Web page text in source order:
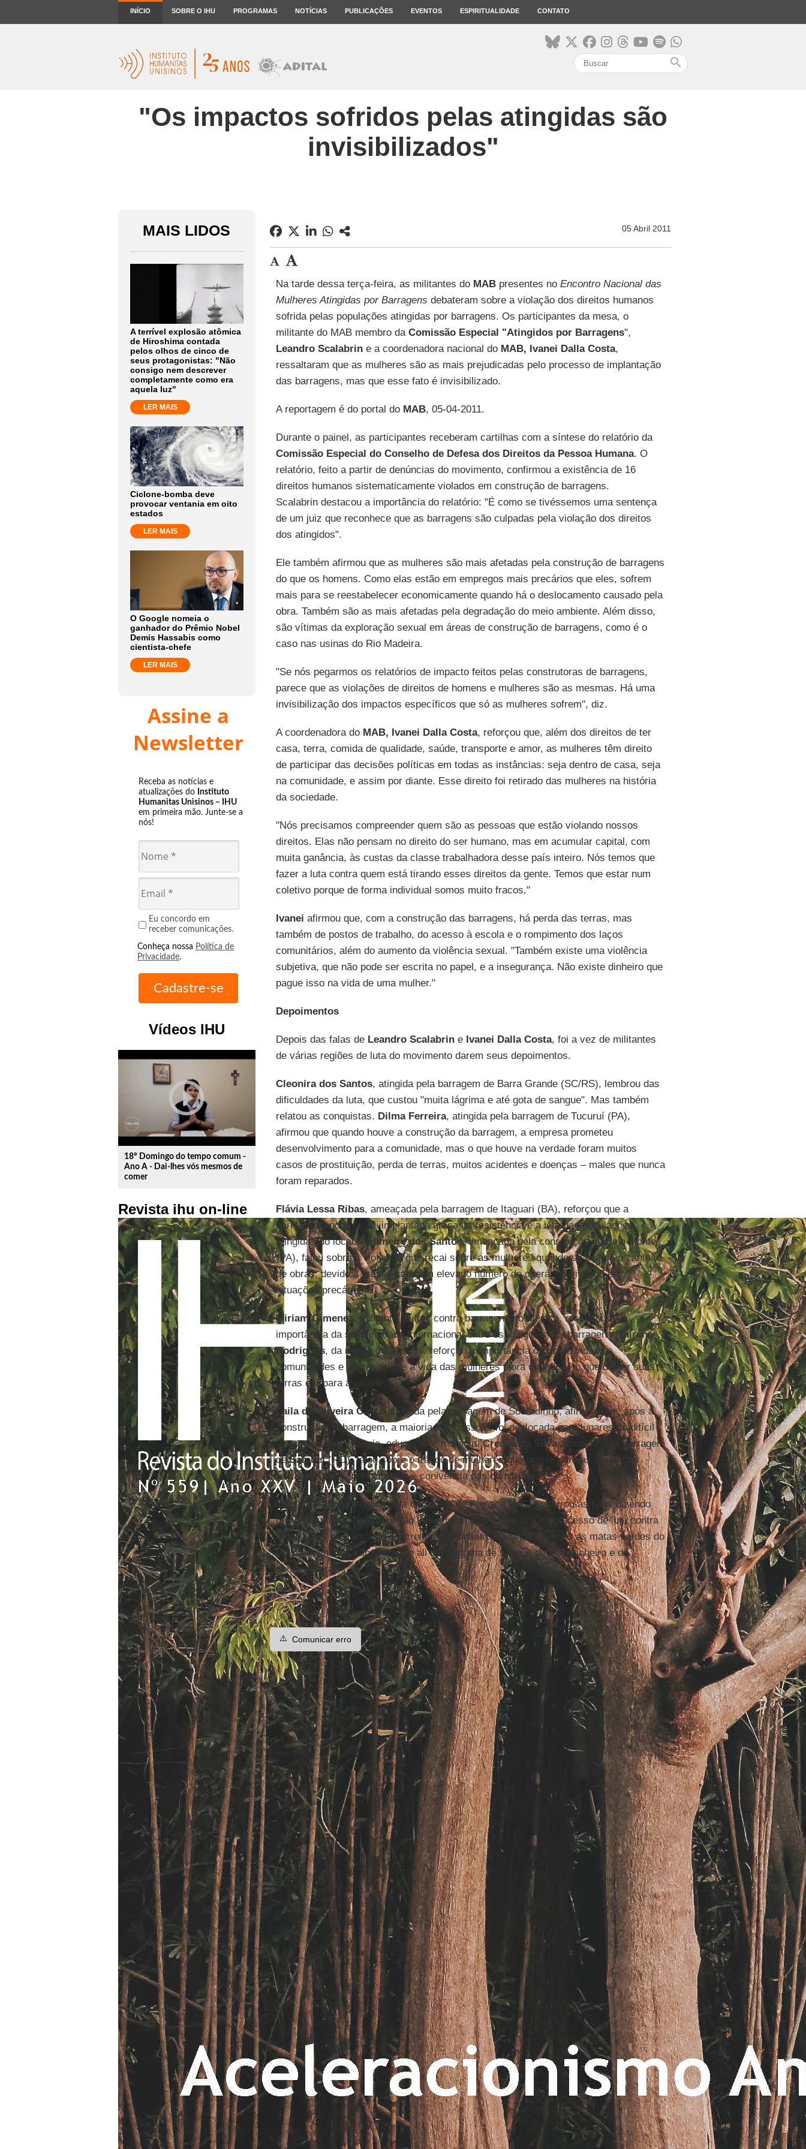
INÍCIO SOBRE O IHU PROGRAMAS NOTÍCIAS PUBLICAÇÕES EVENTOS ESPIRITUALIDADE CONTATO
search
"Os impactos sofridos pelas atingidas são
invisibilizados"
MAIS LIDOS
A terrível explosão atômica
de Hiroshima contada
pelos olhos de cinco de
seus protagonistas: "Não
consigo nem descrever
completamente como era
aquela luz"
LER MAIS
Ciclone-bomba deve
provocar ventania em oito
estados
LER MAIS
O Google nomeia o
ganhador do Prêmio Nobel
Demis Hassabis como
cientista-chefe
LER MAIS
Assine a
Newsletter
Receba as notícias e
atualizações do Instituto
Humanitas Unisinos – IHU
em primeira mão. Junte-se a
nós!
Eu concordo em
receber comunicações.
Conheça nossa Política de
Privacidade.
Vídeos IHU
play_circle_outline
18º Domingo do tempo comum -
Ano A - Dai-lhes vós mesmos de
comer
Revista ihu on-line
05 Abril 2011
Na tarde dessa terça-feira, as militantes do MABpresentes no Encontro Nacional das
Mulheres Atingidas por Barragens debateram sobre a violação dos direitos humanos
sofrida pelas populações atingidas por barragens. Os participantes da mesa, o
militante do MAB membro da Comissão Especial "Atingidos por Barragens",
Leandro Scalabrine a coordenadora nacional doMAB, Ivanei Dalla Costa,
ressaltaram que as mulheres são as mais prejudicadas pelo processo de implantação
das barragens, mas que esse fato é invisibilizado.
A reportagem é do portal do MAB, 05-04-2011.
Durante o painel, as participantes receberam cartilhas com a síntese do relatório da
Comissão Especial do Conselho de Defesa dos Direitos da Pessoa Humana. O
relatório, feito a partir de denúncias do movimento, confirmou a existência de 16
direitos humanos sistematicamente violados em construção de barragens.
Scalabrin destacou a importância do relatório: "É como se tivéssemos uma sentença
de um juiz que reconhece que as barragens são culpadas pela violação dos direitos
dos atingidos".
Ele também afirmou que as mulheres são mais afetadas pela construção de barragens
do que os homens. Como elas estão em empregos mais precários que eles, sofrem
mais para se reestabelecer economicamente quando há o deslocamento causado pela
obra. Também são as mais afetadas pela degradação do meio ambiente. Além disso,
são vítimas da exploração sexual em áreas de construção de barragens, como é o
caso nas usinas do Rio Madeira.
"Se nós pegarmos os relatórios de impacto feitos pelas construtoras de barragens,
parece que as violações de direitos de homens e mulheres são as mesmas. Há uma
invisibilização dos impactos específicos que só as mulheres sofrem", diz.
A coordenadora do MAB, Ivanei Dalla Costa, reforçou que, além dos direitos de ter
casa, terra, comida de qualidade, saúde, transporte e amor, as mulheres têm direito
de participar das decisões políticas em todas as instâncias: seja dentro de casa, seja
na comunidade, e assim por diante. Esse direito foi retirado das mulheres na história
da sociedade.
"Nós precisamos compreender quem são as pessoas que estão violando nossos
direitos. Elas não pensam no direito do ser humano, mas em acumular capital, com
muita ganância, às custas da classe trabalhadora desse país inteiro. Nós temos que
fazer a luta contra quem está tirando esses direitos da gente. Temos que estar num
coletivo porque de forma individual somos muito fracos."
Ivanei afirmou que, com a construção das barragens, há perda das terras, mas
também de postos de trabalho, do acesso à escola e o rompimento dos laços
comunitários, além do aumento da violência sexual. "Também existe uma violência
subjetiva, que não pode ser escrita no papel, e a insegurança. Não existe dinheiro que
pague isso na vida de uma mulher."
Depoimentos
Depois das falas de Leandro Scalabrine Ivanei Dalla Costa, foi a vez de militantes
de várias regiões de luta do movimento darem seus depoimentos.
Cleonira dos Santos, atingida pela barragem de Barra Grande (SC/RS), lembrou das
dificuldades da luta, que custou "muita lágrima e até gota de sangue". Mas também
relatou as conquistas. Dilma Ferreira, atingida pela barragem de Tucuruí (PA),
afirmou que quando houve a construção da barragem, a empresa prometeu
desenvolvimento para a comunidade, mas o que houve na verdade foram muitos
casos de prostituição, perda de terras, muitos acidentes e doenças – males que nunca
foram reparados.
Flávia Lessa Ribas, ameaçada pela barragem de Itaguari (BA), reforçou que a
barragem ainda não foi implantada graças à resistência e a luta das populações
atingidas do local.Aldimeire dos Santos, ameaçada pela construção de Belo Monte
(PA), falou sobre a violência que recai sobre as mulheres quando se instala o canteiro
de obras, devido à presença de um elevado número de operários vivendo em
situações precárias.
Miriam Gimenez, militante da luta contra barragens no México, ressaltou a
importância da solidariedade internacional entre os atingidos por barragens.Tairene
Rodrigues, da região do Tapajós, reforçou a importância do rio na vida das
comunidades e destacou que a vida das mulheres piora quando têm que deixar suas
terras e ir para a cidade.
Laila de Oliveira Costa, atingida pela barragem de Sobradinho, afirmou que, após a
construção da barragem, a maioria das pessoas foi deslocada para lugares de difícil
acesso à água, energia, educação e moradia.Creuza da Silva, atingida pela barragem
deSamuel(RO), falou sobre o tráfico de mulheres que ocorre para as áreas das
barragens com conhecimento e conivência das construtoras.
Marta Caetano, atingida pela barragem de Fumaça (MG) encerrou as falas dizendo
que as mulheres de sua região tiveram um avanço porque no processo de luta contra
a barragem descobriram os direitos que tinham. "Quando olhamos as matas verdes do
reassentamento, sabemos que ali tem lágrima de sangue de companheiro e de
companheira".
⚠️ Comunicar erro